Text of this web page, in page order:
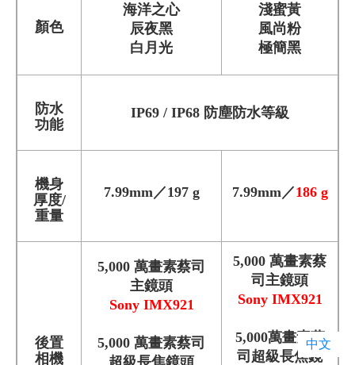
顏色
海洋之心
辰夜黑
白月光
淺蜜黃
風尚粉
極簡黑
防水
功能
IP69 / IP68 防塵防水等級
機身
厚度/
重量
7.99mm／197 g 7.99mm／186 g
後置
相機
5,000 萬畫素蔡司
主鏡頭
Sony IMX921
5,000 萬畫素蔡司
超級長焦鏡頭
5,000 萬畫素蔡
司主鏡頭
Sony IMX921
5,000萬畫素蔡
司超級長焦鏡
中文